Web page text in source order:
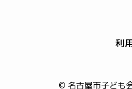
利
© 名古屋市子ども